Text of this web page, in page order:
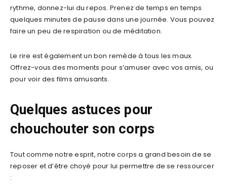
rythme, donnez-lui du repos. Prenez de temps en temps
quelques minutes de pause dans une journée. Vous pouvez
faire un peu de respiration ou de méditation.
Le rire est également un bon remède à tous les maux.
Offrez-vous des moments pour s’amuser avec vos amis, ou
pour voir des films amusants.
Quelques astuces pour
chouchouter son corps
Tout comme notre esprit, notre corps a grand besoin de se
reposer et d’être choyé pour lui permettre de se ressourcer
: